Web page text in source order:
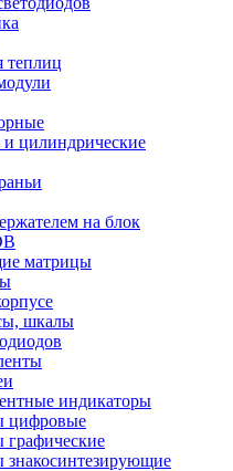
теплиц
цилиндрические
на блок
матрицы
шкалы
индикаторы
цифровые